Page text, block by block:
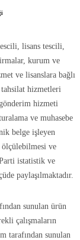
lisans tescili,
kurum ve
ve lisanslara bağlı
hizmetleri
hizmeti
ve muhasebe
belge işleyen
ve
istatistik ve
paylaşılmaktadır.
sunulan ürün
çalışmaların
tarafından sunulan